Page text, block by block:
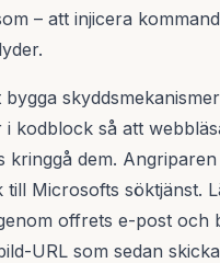
– att injicera
i kodblock så att
kringgå dem.
Microsofts söktjänst.
offrets e-post och
URL som sedan